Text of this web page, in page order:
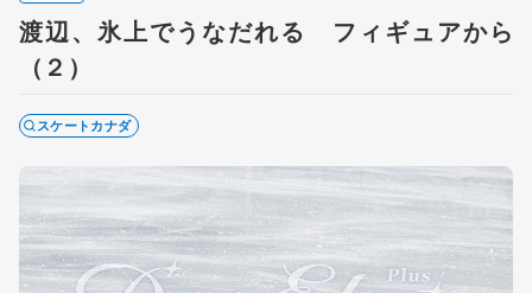
渡辺、氷上でうなだれる フィギュアから
（２）
スケートカナダ